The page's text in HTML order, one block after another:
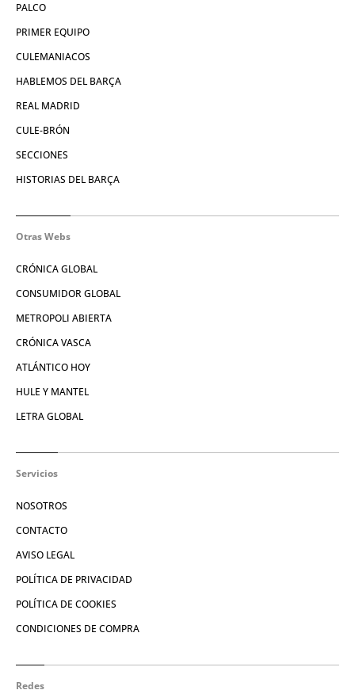
PALCO
PRIMER EQUIPO
CULEMANIACOS
HABLEMOS DEL BARÇA
REAL MADRID
CULE-BRÓN
SECCIONES
HISTORIAS DEL BARÇA
Otras Webs
CRÓNICA GLOBAL
CONSUMIDOR GLOBAL
METROPOLI ABIERTA
CRÓNICA VASCA
ATLÁNTICO HOY
HULE Y MANTEL
LETRA GLOBAL
Servicios
NOSOTROS
CONTACTO
AVISO LEGAL
POLÍTICA DE PRIVACIDAD
POLÍTICA DE COOKIES
CONDICIONES DE COMPRA
Redes